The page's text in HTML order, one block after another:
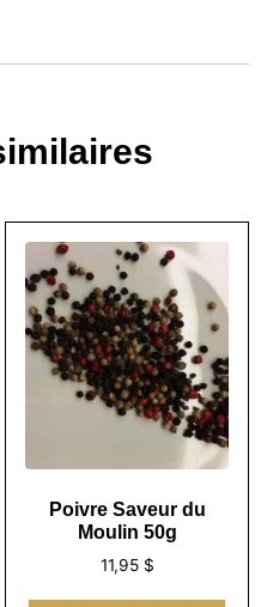
Poivre Saveur du
Moulin 50g
11,95 $